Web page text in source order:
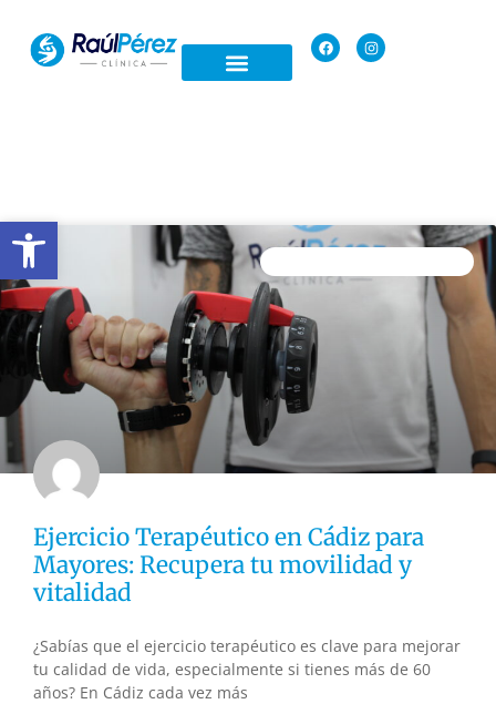
Open toolbar
Ejercicio Terapéutico en Cádiz para
Mayores: Recupera tu movilidad y
vitalidad
¿Sabías que el ejercicio terapéutico es clave para mejorar
tu calidad de vida, especialmente si tienes más de 60
años? En Cádiz cada vez más